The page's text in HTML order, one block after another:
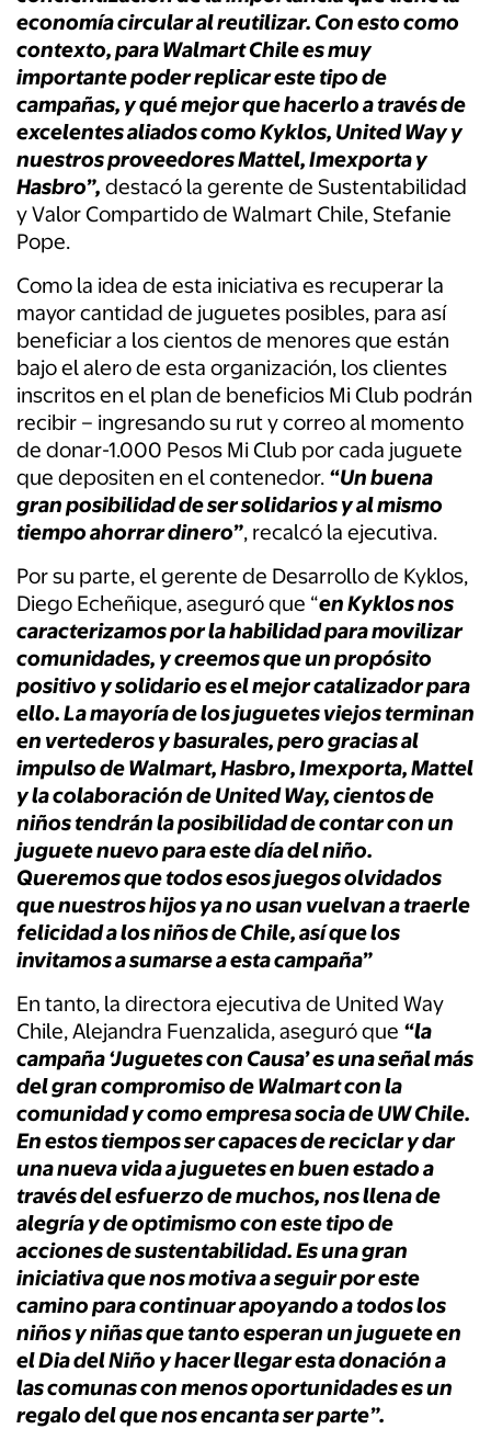
economía circular al reutilizar. Con esto como
contexto, para Walmart Chile es muy
importante poder replicar este tipo de
campañas, y qué mejor que hacerlo a través de
excelentes aliados como Kyklos, United Way y
nuestros proveedores Mattel, Imexporta y
Hasbro”, destacó la gerente de Sustentabilidad
y Valor Compartido de Walmart Chile, Stefanie
Pope.
Como la idea de esta iniciativa es recuperar la
mayor cantidad de juguetes posibles, para así
beneficiar a los cientos de menores que están
bajo el alero de esta organización, los clientes
inscritos en el plan de beneficios Mi Club podrán
recibir – ingresando su rut y correo al momento
de donar-1.000 Pesos Mi Club por cada juguete
que depositen en el contenedor. “Un buena
gran posibilidad de ser solidarios y al mismo
tiempo ahorrar dinero”, recalcó la ejecutiva.
Por su parte, el gerente de Desarrollo de Kyklos,
Diego Echeñique, aseguró que “en Kyklos nos
caracterizamos por la habilidad para movilizar
comunidades, y creemos que un propósito
positivo y solidario es el mejor catalizador para
ello. La mayoría de los juguetes viejos terminan
en vertederos y basurales, pero gracias al
impulso de Walmart, Hasbro, Imexporta, Mattel
y la colaboración de United Way, cientos de
niños tendrán la posibilidad de contar con un
juguete nuevo para este día del niño.
Queremos que todos esos juegos olvidados
que nuestros hijos ya no usan vuelvan a traerle
felicidad a los niños de Chile, así que los
invitamos a sumarse a esta campaña”
En tanto, la directora ejecutiva de United Way
Chile, Alejandra Fuenzalida, aseguró que “la
campaña ‘Juguetes con Causa’ es una señal más
del gran compromiso de Walmart con la
comunidad y como empresa socia de UW Chile.
En estos tiempos ser capaces de reciclar y dar
una nueva vida a juguetes en buen estado a
través del esfuerzo de muchos, nos llena de
alegría y de optimismo con este tipo de
acciones de sustentabilidad. Es una gran
iniciativa que nos motiva a seguir por este
camino para continuar apoyando a todos los
niños y niñas que tanto esperan un juguete en
el Dia del Niño y hacer llegar esta donación a
las comunas con menos oportunidades es un
regalo del que nos encanta ser parte”.